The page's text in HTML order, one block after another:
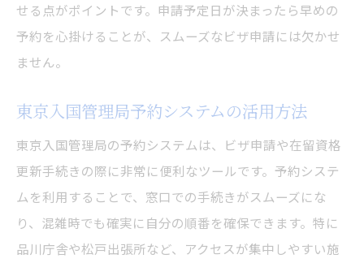
せる点がポイントです。申請予定日が決まったら早めの
予約を心掛けることが、スムーズなビザ申請には欠かせ
ません。
東京入国管理局予約システムの活用方法
東京入国管理局の予約システムは、ビザ申請や在留資格
更新手続きの際に非常に便利なツールです。予約システ
ムを利用することで、窓口での手続きがスムーズにな
り、混雑時でも確実に自分の順番を確保できます。特に
品川庁舎や松戸出張所など、アクセスが集中しやすい施